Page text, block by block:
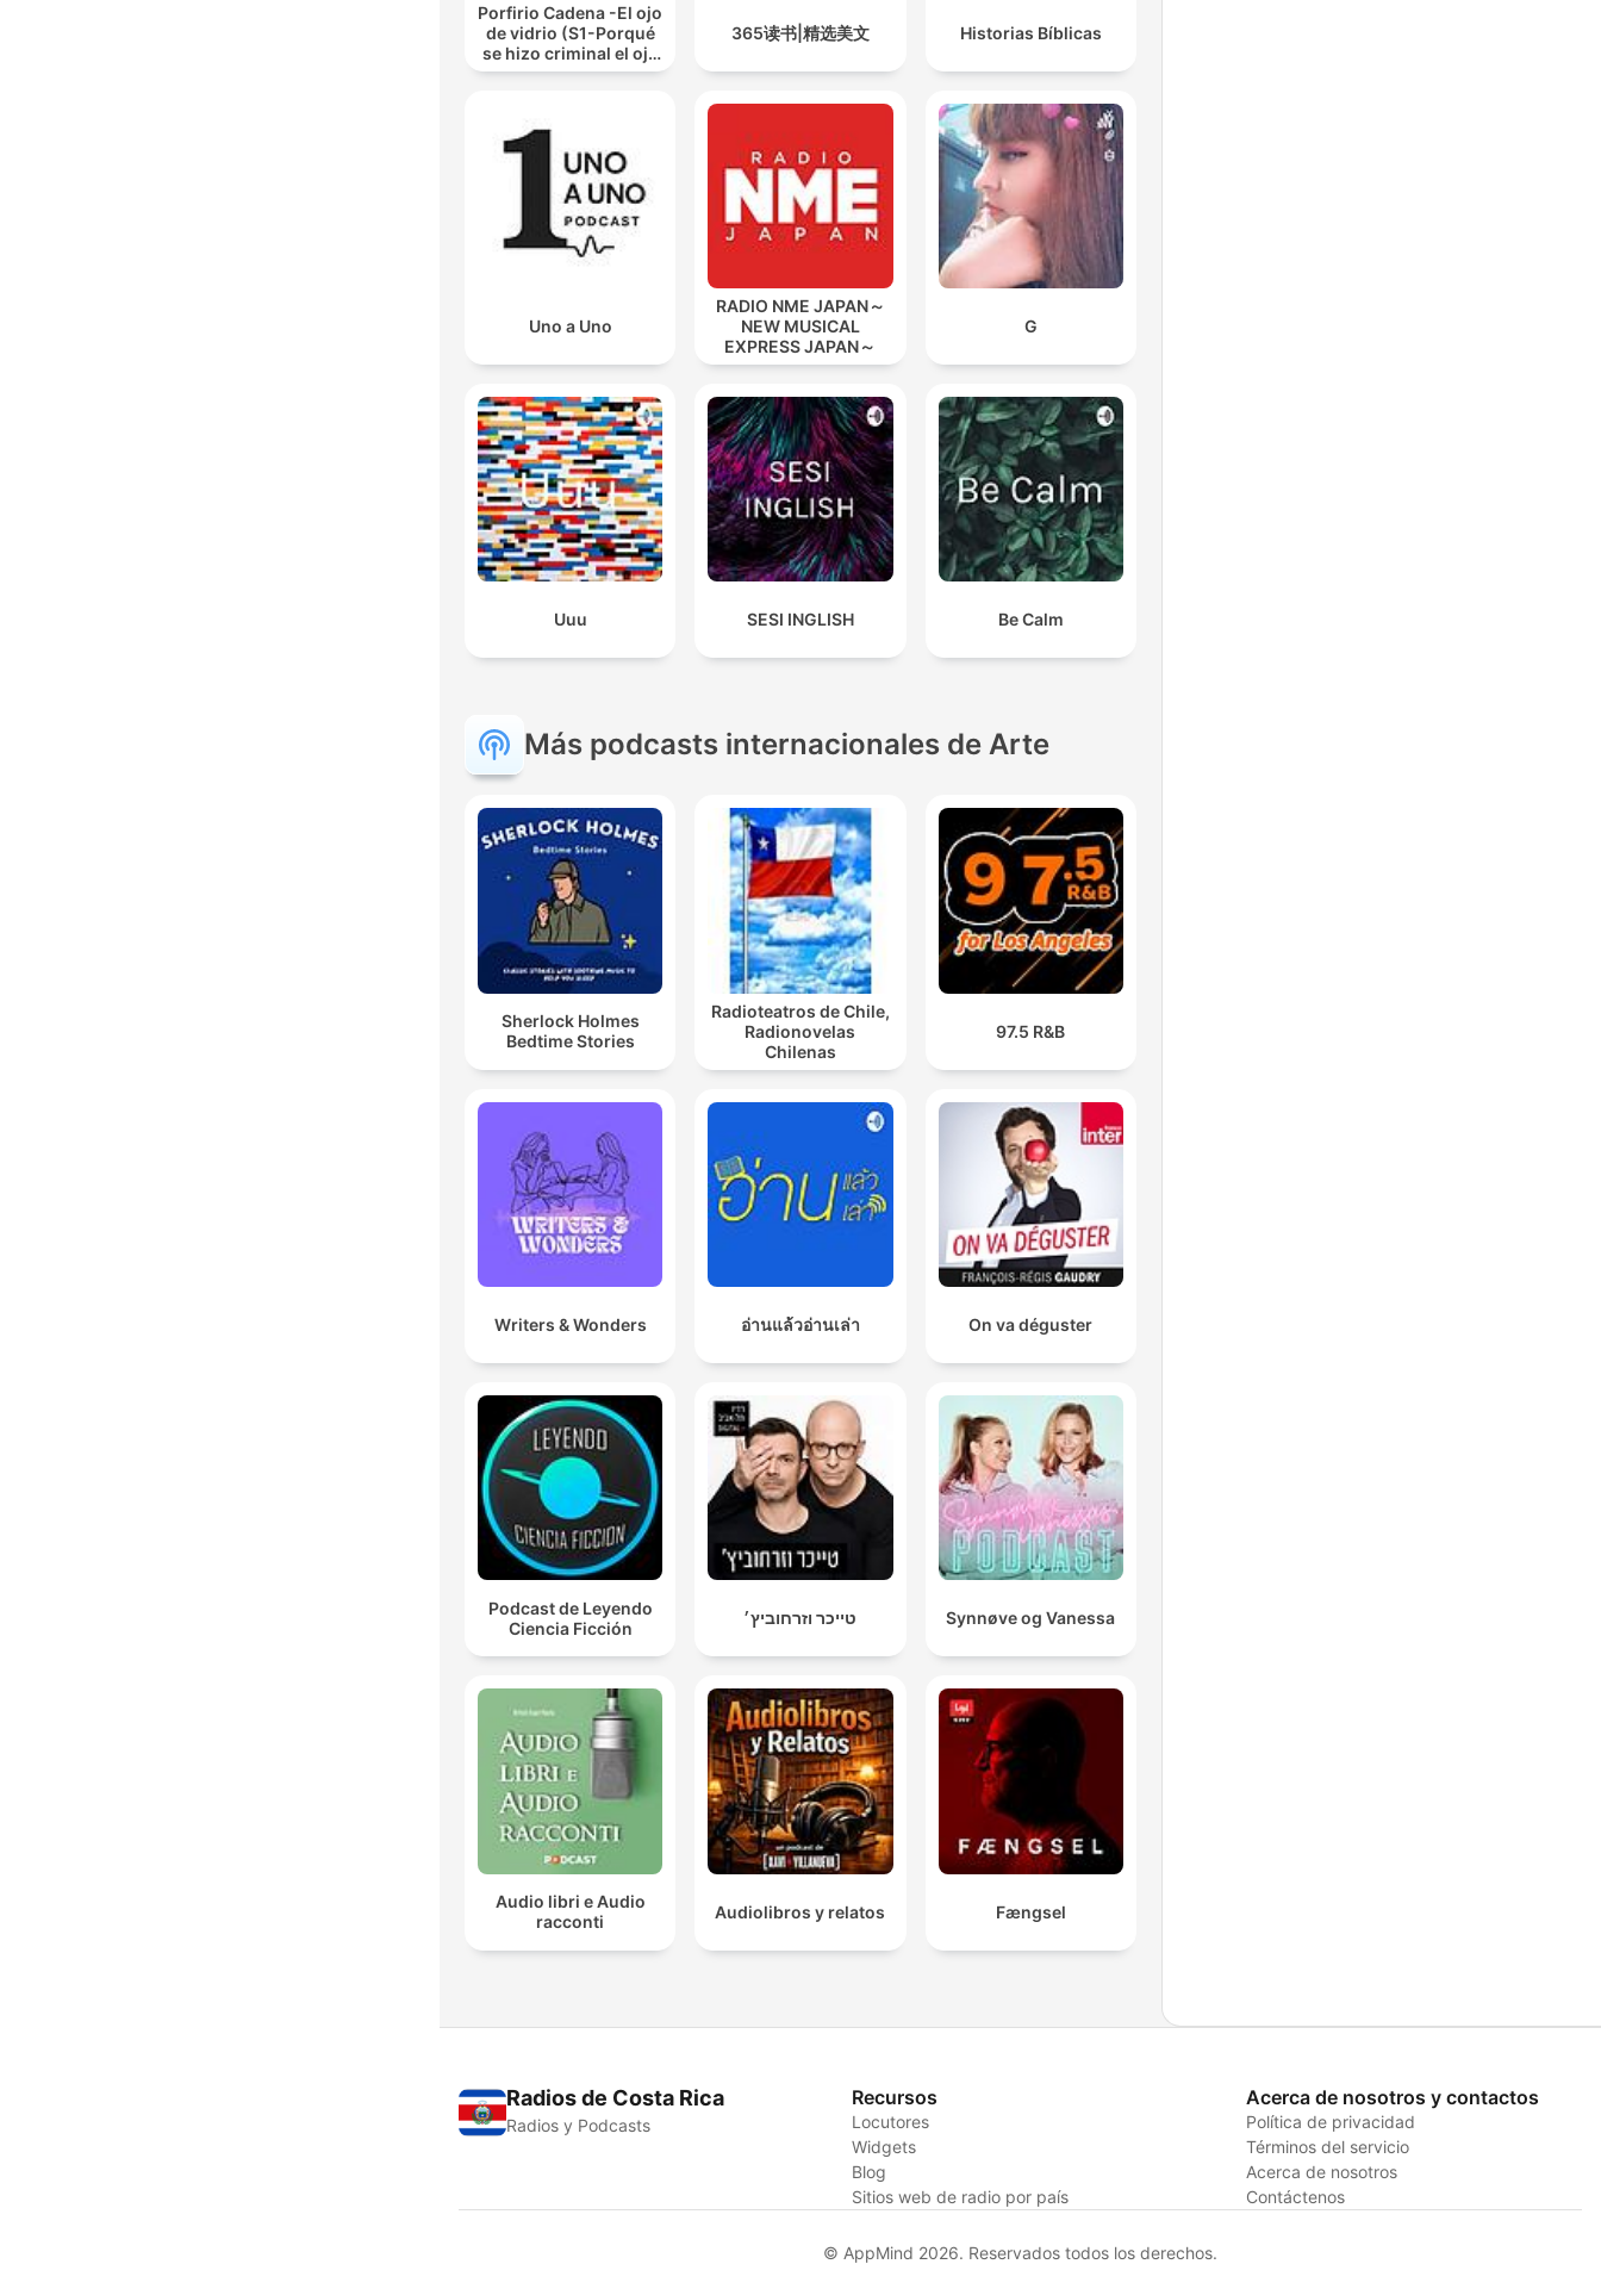
Porfirio Cadena -El ojo
de vidrio (S1-Porqué
se hizo criminal el ojo
de vidrio.)
365读书|精选美文 Historias Bíblicas
Uno a Uno
RADIO NME JAPAN～
NEW MUSICAL
EXPRESS JAPAN～
G
Uuu SESI INGLISH Be Calm
Más podcasts internacionales de Arte
Sherlock Holmes
Bedtime Stories
Radioteatros de Chile,
Radionovelas
Chilenas
97.5 R&B
Writers & Wonders อ่านแล้วอ่านเล่า On va déguster
Podcast de Leyendo
Ciencia Ficción
טייכר וזרחוביץ׳ Synnøve og Vanessa
Audio libri e Audio
racconti
Audiolibros y relatos Fængsel
Radios de Costa Rica
Radios y Podcasts
Recursos
Locutores
Widgets
Blog
Sitios web de radio por país
Acerca de nosotros y contactos
Política de privacidad
Términos del servicio
Acerca de nosotros
Contáctenos
© AppMind 2026. Reservados todos los derechos.